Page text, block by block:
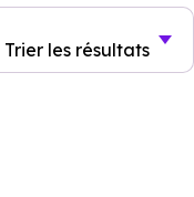
Trier les résultats